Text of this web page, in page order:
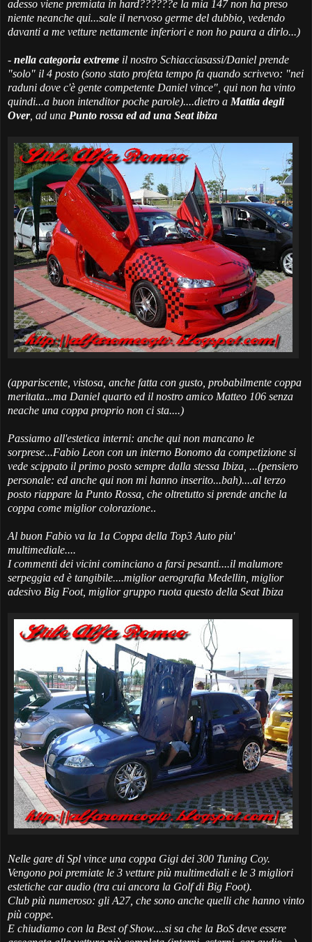
adesso viene premiata in hard??????e la mia 147 non ha preso
niente neanche qui...sale il nervoso germe del dubbio, vedendo
davanti a me vetture nettamente inferiori e non ho paura a dirlo...)
- nella categoria extreme il nostro Schiacciasassi/Daniel prende
"solo" il 4 posto (sono stato profeta tempo fa quando scrivevo: "nei
raduni dove c'è gente competente Daniel vince", qui non ha vinto
quindi...a buon intenditor poche parole)....dietro a Mattia degli
Over, ad una Punto rossa ed ad una Seat ibiza
(appariscente, vistosa, anche fatta con gusto, probabilmente coppa
meritata...ma Daniel quarto ed il nostro amico Matteo 106 senza
neache una coppa proprio non ci sta....)
Passiamo all'estetica interni: anche qui non mancano le
sorprese...Fabio Leon con un interno Bonomo da competizione si
vede scippato il primo posto sempre dalla stessa Ibiza, ...(pensiero
personale: ed anche qui non mi hanno inserito...bah)....al terzo
posto riappare la Punto Rossa, che oltretutto si prende anche la
coppa come miglior colorazione..
Al buon Fabio va la 1a Coppa della Top3 Auto piu'
multimediale....
I commenti dei vicini cominciano a farsi pesanti....il malumore
serpeggia ed è tangibile....miglior aerografia Medellin, miglior
adesivo Big Foot, miglior gruppo ruota questo della Seat Ibiza
Nelle gare di Spl vince una coppa Gigi dei 300 Tuning Coy.
Vengono poi premiate le 3 vetture più multimediali e le 3 migliori
estetiche car audio (tra cui ancora la Golf di Big Foot).
Club più numeroso: gli A27, che sono anche quelli che hanno vinto
più coppe.
E chiudiamo con la Best of Show....si sa che la BoS deve essere